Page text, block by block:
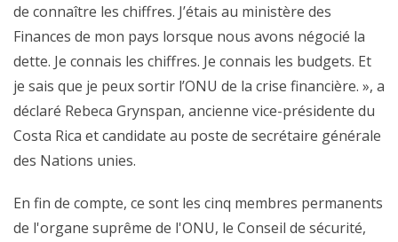
de connaître les chiffres. J’étais au ministère des
Finances de mon pays lorsque nous avons négocié la
dette. Je connais les chiffres. Je connais les budgets. Et
je sais que je peux sortir l’ONU de la crise financière. », a
déclaré Rebeca Grynspan, ancienne vice-présidente du
Costa Rica et candidate au poste de secrétaire générale
des Nations unies.
En fin de compte, ce sont les cinq membres permanents
de l'organe suprême de l'ONU, le Conseil de sécurité,